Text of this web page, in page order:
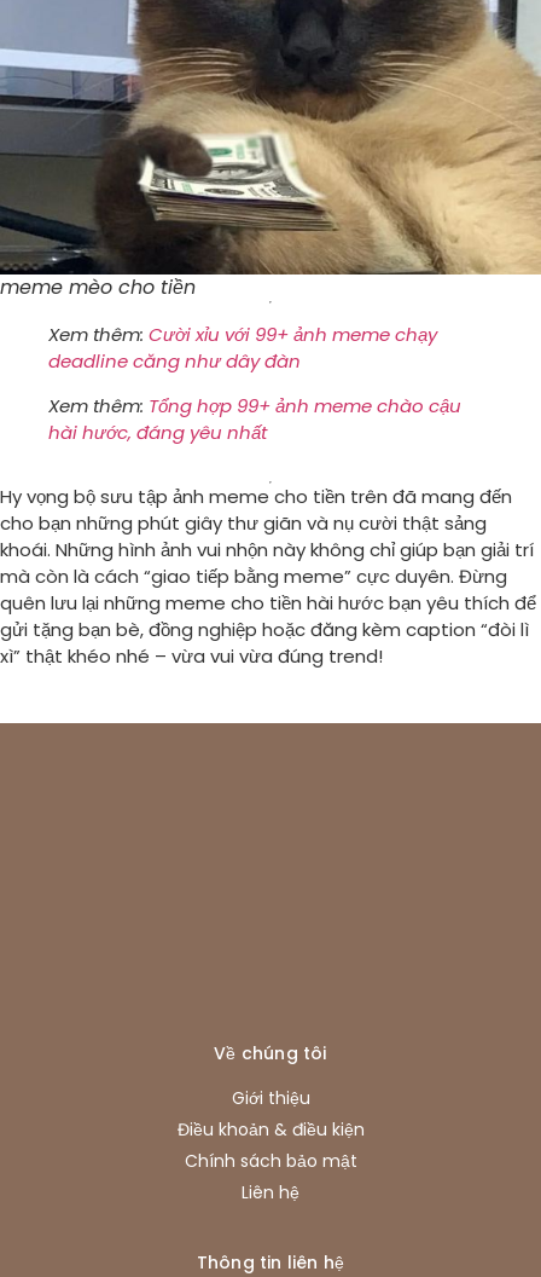
meme mèo cho tiền
Xem thêm: Cười xỉu với 99+ ảnh meme chạy
deadline căng như dây đàn
Xem thêm: Tổng hợp 99+ ảnh meme chào cậu
hài hước, đáng yêu nhất
Hy vọng bộ sưu tập ảnh meme cho tiền trên đã mang đến
cho bạn những phút giây thư giãn và nụ cười thật sảng
khoái. Những hình ảnh vui nhộn này không chỉ giúp bạn giải trí
mà còn là cách “giao tiếp bằng meme” cực duyên. Đừng
quên lưu lại những meme cho tiền hài hước bạn yêu thích để
gửi tặng bạn bè, đồng nghiệp hoặc đăng kèm caption “đòi lì
xì” thật khéo nhé – vừa vui vừa đúng trend!
Về chúng tôi
Giới thiệu
Điều khoản & điều kiện
Chính sách bảo mật
Liên hệ
Thông tin liên hệ